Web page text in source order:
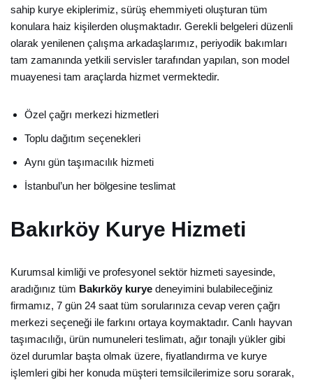
sahip kurye ekiplerimiz, sürüş ehemmiyeti oluşturan tüm
konulara haiz kişilerden oluşmaktadır. Gerekli belgeleri düzenli
olarak yenilenen çalışma arkadaşlarımız, periyodik bakımları
tam zamanında yetkili servisler tarafından yapılan, son model
muayenesi tam araçlarda hizmet vermektedir.
Özel çağrı merkezi hizmetleri
Toplu dağıtım seçenekleri
Aynı gün taşımacılık hizmeti
İstanbul’un her bölgesine teslimat
Bakırköy Kurye Hizmeti
Kurumsal kimliği ve profesyonel sektör hizmeti sayesinde,
aradığınız tüm Bakırköy kurye deneyimini bulabileceğiniz
firmamız, 7 gün 24 saat tüm sorularınıza cevap veren çağrı
merkezi seçeneği ile farkını ortaya koymaktadır. Canlı hayvan
taşımacılığı, ürün numuneleri teslimatı, ağır tonajlı yükler gibi
özel durumlar başta olmak üzere, fiyatlandırma ve kurye
işlemleri gibi her konuda müşteri temsilcilerimize soru sorarak,